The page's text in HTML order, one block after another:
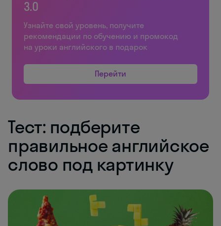
3.0
Узнайте свой уровень, получите
рекомендации по обучению и промокод
на уроки английского в подарок
Перейти
Тест: подберите
правильное английское
слово под картинку